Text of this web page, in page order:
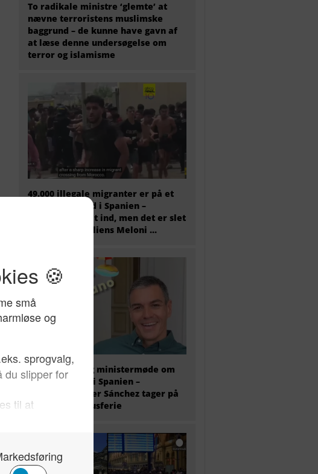
To radikale ministre ‘glemte’ at
nævne terroristens muslimske
baggrund – de kunne have gavn af
at læse denne undersøgelse om
terror og islamisme
49.000 illegale migranter er på et
døgn væltet ind i Spanien –
militæret er sat ind, men det er slet
ikke nok og Italiens Meloni ...
EU holder i dag ministermøde om
migrantkrisen i Spanien –
premierminister Sánchez tager på
fire ugers luksusferie